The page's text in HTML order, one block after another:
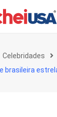
Celebridades
brasileira